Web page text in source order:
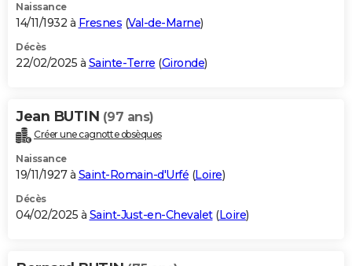
Naissance
14/11/1932 à Fresnes (Val-de-Marne)
Décès
22/02/2025 à Sainte-Terre (Gironde)
Jean BUTIN (97 ans)
Créer une cagnotte obsèques
Naissance
19/11/1927 à Saint-Romain-d'Urfé (Loire)
Décès
04/02/2025 à Saint-Just-en-Chevalet(Loire)